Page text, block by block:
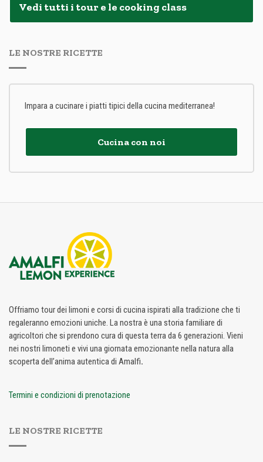
Vedi tutti i tour e le cooking class
LE NOSTRE RICETTE
Impara a cucinare i piatti tipici della cucina mediterranea!
Cucina con noi
Offriamo tour dei limoni e corsi di cucina ispirati alla tradizione che ti
regaleranno emozioni uniche. La nostra è una storia familiare di
agricoltori che si prendono cura di questa terra da 6 generazioni. Vieni
nei nostri limoneti e vivi una giornata emozionante nella natura alla
scoperta dell’anima autentica di Amalfi.
Termini e condizioni di prenotazione
LE NOSTRE RICETTE